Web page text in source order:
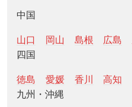
中国
山口 岡山 島根 広島
四国
徳島 愛媛 香川
高知
九州・沖縄